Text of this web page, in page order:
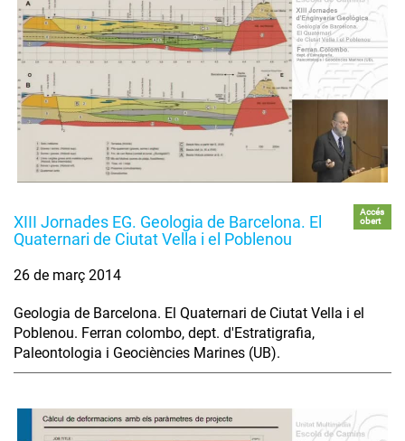
XIII Jornades EG. Geologia de Barcelona. El
Quaternari de Ciutat Vella i el Poblenou
Accés
obert
26 de març 2014
Geologia de Barcelona. El Quaternari de Ciutat Vella i el
Poblenou. Ferran colombo, dept. d'Estratigrafia,
Paleontologia i Geociències Marines (UB).